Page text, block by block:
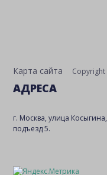
Карта сайта
АДРЕСА
г. Москва, улица
подъезд 5.